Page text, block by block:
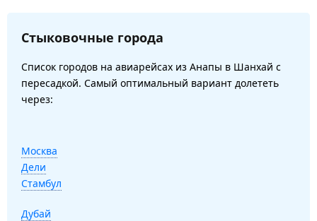
Стыковочные города
Список городов на авиарейсах из Анапы в Шанхай с
пересадкой. Самый оптимальный вариант долететь
через:
Москва
Дели
Стамбул
Дубай